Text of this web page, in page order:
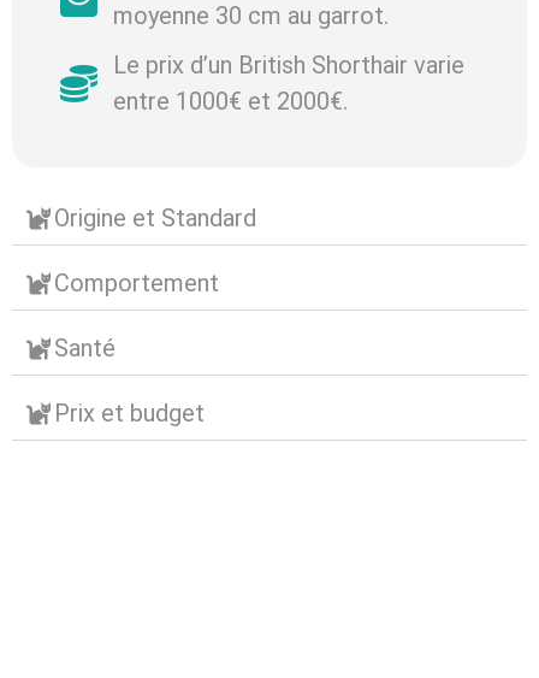
moyenne 30 cm au garrot.
Le prix d’un British Shorthair varie
entre 1000€ et 2000€.
Origine et Standard
Comportement
Santé
Prix et budget